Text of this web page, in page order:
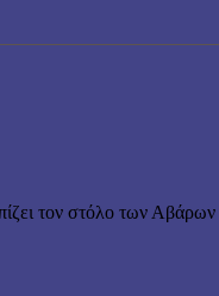
τον στόλο των